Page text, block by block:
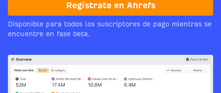
Regístrate en Ahrefs
Disponible para todos los suscriptores de pago mientras se
encuentre en fase beta.